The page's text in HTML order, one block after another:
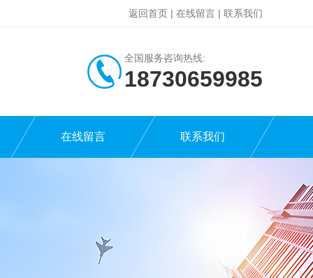
返回首页 | 在线留言 | 联系我们
全国服务咨询热线:
18730659985
在线留言 联系我们